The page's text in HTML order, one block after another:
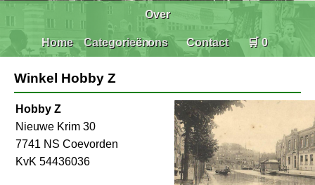
Home Categorieën
Over
ons Contact 🛒 0
Winkel Hobby Z
Hobby Z
Nieuwe Krim 30
7741 NS Coevorden
KvK 54436036